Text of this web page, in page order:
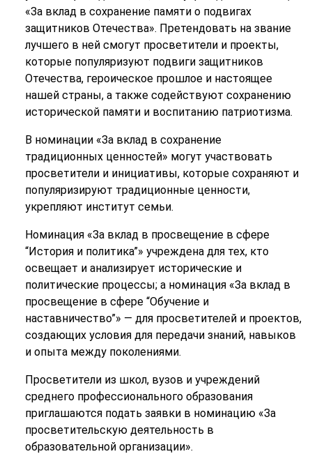
«За вклад в сохранение памяти о подвигах
защитников Отечества». Претендовать на звание
лучшего в ней смогут просветители и проекты,
которые популяризуют подвиги защитников
Отечества, героическое прошлое и настоящее
нашей страны, а также содействуют сохранению
исторической памяти и воспитанию патриотизма.
В номинации «За вклад в сохранение
традиционных ценностей» могут участвовать
просветители и инициативы, которые сохраняют и
популяризируют традиционные ценности,
укрепляют институт семьи.
Номинация «За вклад в просвещение в сфере
“История и политика”» учреждена для тех, кто
освещает и анализирует исторические и
политические процессы; а номинация «За вклад в
просвещение в сфере “Обучение и
наставничество”» — для просветителей и проектов,
создающих условия для передачи знаний, навыков
и опыта между поколениями.
Просветители из школ, вузов и учреждений
среднего профессионального образования
приглашаются подать заявки в номинацию «За
просветительскую деятельность в
образовательной организации».